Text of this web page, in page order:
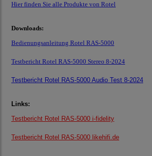
Hier finden Sie alle Produkte von Rotel
Downloads:
Bedienungsanleitung Rotel RAS-5000
Testbericht Rotel RAS-5000 Stereo 8-2024
Testbericht Rotel RAS-5000 Audio Test 8-2024
Links:
Testbericht Rotel RAS-5000 i-fidelity
Testbericht Rotel RAS-5000 likehifi.de